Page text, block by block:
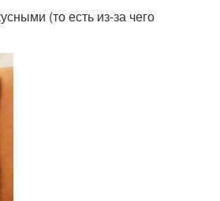
(то есть из-за чего